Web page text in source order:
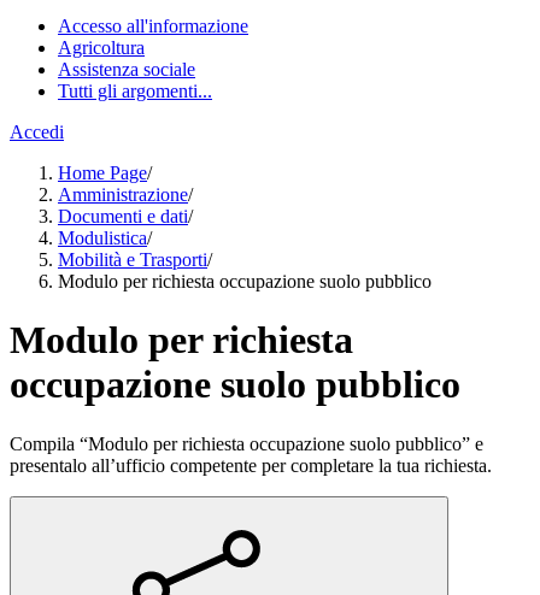
Accesso all'informazione
Agricoltura
Assistenza sociale
Tutti gli argomenti...
Accedi
Home Page/
Amministrazione/
Documenti e dati/
Modulistica/
Mobilità e Trasporti/
Modulo per richiesta occupazione suolo pubblico
Modulo per richiesta
occupazione suolo pubblico
Compila “Modulo per richiesta occupazione suolo pubblico” e
presentalo all’ufficio competente per completare la tua richiesta.